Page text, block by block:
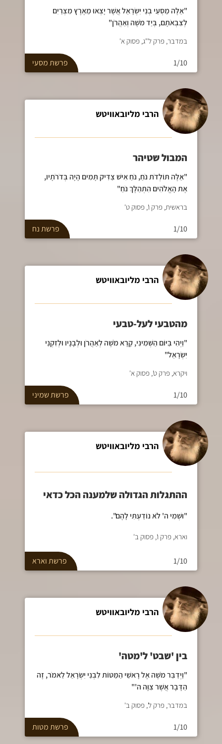
"אֵלֶּה מַסְעֵי בְנֵי יִשְׂרָאֵל אֲשֶׁר יָצְאוּ מֵאֶרֶץ מִצְרַיִם
לְצִבְאֹתָם, בְּיַד מֹשֶׁה וְאַהֲרֹן"
במדבר, פרק ל"ג, פסוק א'
1/10 פרשתמסעי
הרבי מליובאוויטש
המבול שטיהר
"אֵלֶּה תּוֹלְדֹת נֹחַ, נֹחַ אִישׁ צַדִּיק תָּמִים הָיָה בְּדֹרֹתָיו,
אֶת הָאֱלֹהִים הִתְהַלֶּךְ נֹחַ"
בראשית, פרק ו', פסוק ט'
1/10 פרשתנח
הרבי מליובאוויטש
מהטבעי לעל-טבעי
"וַיְהִי בַּיּוֹם הַשְּׁמִינִי, קָרָא מֹשֶׁה לְאַהֲרֹן וּלְבָנָיו וּלְזִקְנֵי
יִשְׂרָאֵל"
ויקרא, פרק ט', פסוק א'
1/10 פרשתשמיני
הרבי מליובאוויטש
ההתגלות הגדולה שלמענה הכל כדאי
"וּשְׁמִי ה' לֹא נוֹדַעְתִּי לָהֶם".
וארא, פרק ו', פסוק ב'
1/10 פרשתוארא
הרבי מליובאוויטש
בין 'שבט' ל'מטה'
"וַיְדַבֵּר מֹשֶׁה אֶל רָאשֵׁי הַמַּטּוֹת לִבְנֵי יִשְׂרָאֵל לֵאמֹר, זֶה
הַדָּבָר אֲשֶׁר צִוָּה ה'"
במדבר, פרק ל', פסוק ב'
1/10 פרשתמטות